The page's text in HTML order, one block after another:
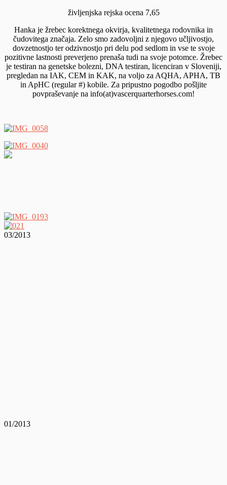
življenjska rejska ocena 7,65
Hanka je žrebec korektnega okvirja, kvalitetnega rodovnika in
čudovitega značaja. Zelo smo zadovoljni z njegovo učljivostjo,
dovzetnostjo ter odzivnostjo pri delu pod sedlom in vse te svoje
pozitivne lastnosti preverjeno prenaša tudi na svoje potomce. Žrebec
je testiran na genetske bolezni, DNA testiran, licenciran v Sloveniji,
pregledan na IAK, CEM in KAK, na voljo za AQHA, APHA, TB
in ApHC (regular #) kobile. Za pripustno pogodbo pošljite
povpraševanje na info(at)vascerquarterhorses.com!
03/2013
01/2013